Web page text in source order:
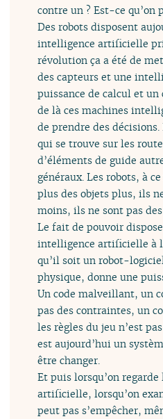
contre un ? Est-ce qu’on
Des robots disposent
intelligence artificielle
révolution ça a été de
des capteurs et une
puissance de calcul et
de là ces machines
de prendre des
qui se trouve sur les
d’éléments de guide
généraux. Les robots, à
plus des objets plus, ils
moins, ils ne sont pas
Le fait de pouvoir
intelligence artificielle à
qu’il soit un robot-
physique, donne une
Un code malveillant, un
pas des contraintes, un
les règles du jeu n’est
est aujourd’hui un
être changer.
Et puis lorsqu’on
artificielle, lorsqu’on
peut pas s’empêcher,